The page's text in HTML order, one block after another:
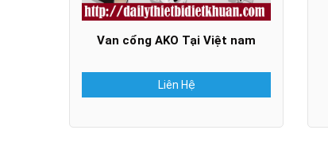
Van cổng AKO Tại Việt nam
Liên Hệ